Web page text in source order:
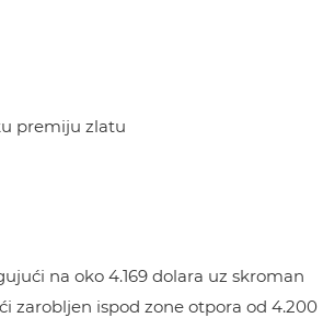
premiju zlatu
na oko 4.169 dolara uz skroman
zarobljen ispod zone otpora od 4.200